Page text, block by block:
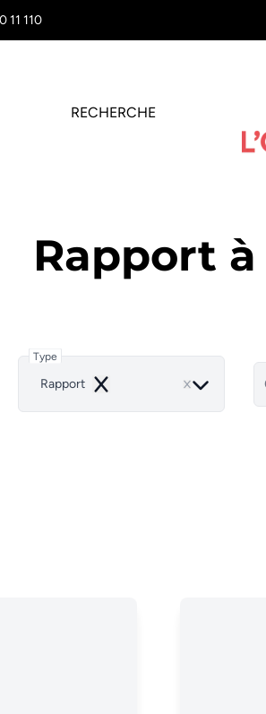
11 110
RECHERCHE
Rapport
Type
Rapport
Remove